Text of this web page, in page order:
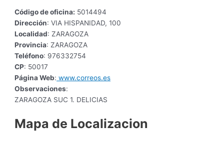
Código de oficina: 5014494
Dirección: VIA HISPANIDAD, 100
Localidad: ZARAGOZA
Provincia: ZARAGOZA
Teléfono: 976332754
CP: 50017
Página Web: www.correos.es
Observaciones:
ZARAGOZA SUC 1. DELICIAS
Mapa de Localizacion